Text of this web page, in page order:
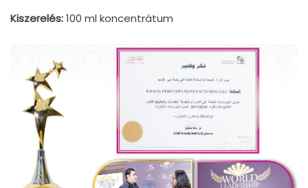
Kiszerelés:100 ml koncentrátum